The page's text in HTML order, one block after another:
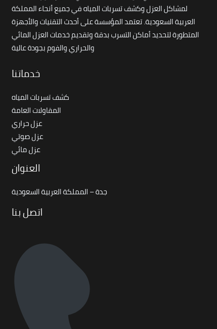
لمشاكل العزل وكشف تسربات المياه في جميع أنحاء المملكة
العربية السعودية. تعتمد المؤسسة على أحدث التقنيات والأجهزة
المتطورة لتحديد أماكن التسرب بدقة وتقديم خدمات العزل المائي
والحراري والفوم بجودة عالية
خدماتنا
كشف تسربات المياه
المقاولات العامة
عزل حراري
عزل صوتي
عزل مائي
العنوان
جدة – المملكة العربية السعودية
اتصل بنا